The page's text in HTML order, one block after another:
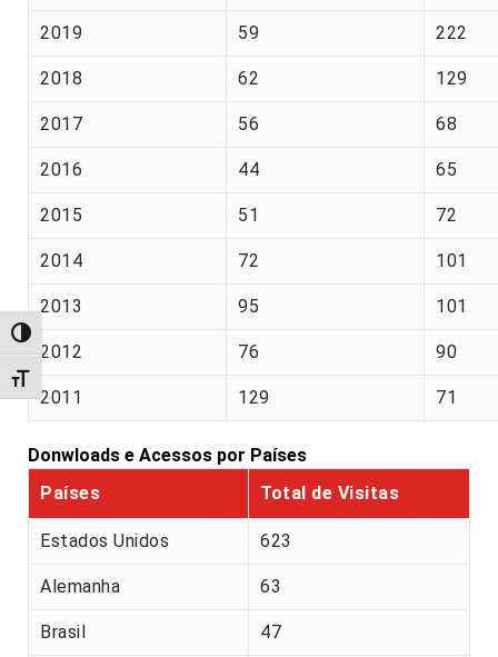
Alternar alto contraste
Alternar tamanho da fonte
2019 59 222
2018 62 129
2017 56 68
2016 44 65
2015 51 72
2014 72 101
2013 95 101
2012 76 90
2011 129 71
Donwloads e Acessos por Países
Países
Total de Visitas
Estados Unidos 623
Alemanha 63
Brasil 47